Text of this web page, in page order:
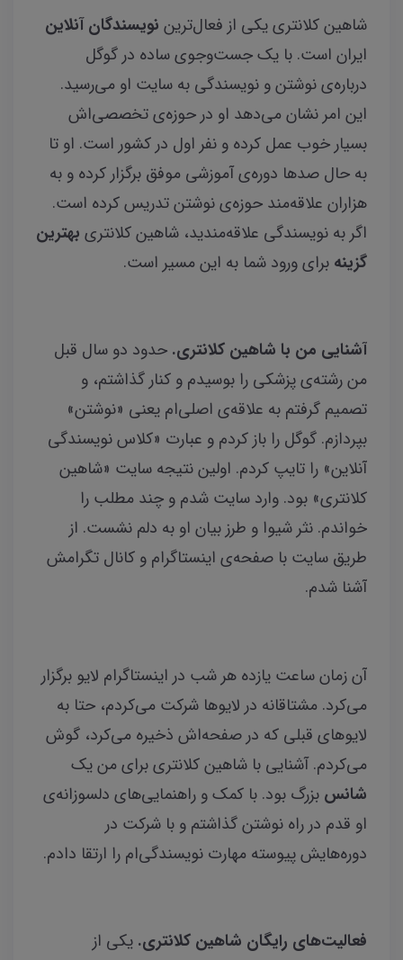
شاهین کلانتری یکی از فعال‌ترین نویسندگان آنلاین
ایران است. با یک جست‌وجوی ساده در گوگل
درباره‌ی نوشتن و نویسندگی به سایت او می‌رسید.
این امر نشان می‌دهد او در حوزه‌ی تخصصی‌اش
بسیار خوب عمل کرده و نفر اول در کشور است. او تا
به حال صدها دوره‌ی آموزشی موفق برگزار کرده و به
هزاران علاقه‌مند حوزه‌ی نوشتن تدریس کرده است.
اگر به نویسندگی علاقه‌مندید، شاهین کلانتری بهترین
گزینه برای ورود شما به این مسیر است.
آشنایی من با شاهین کلانتری. حدود دو سال قبل
من رشته‌ی پزشکی را بوسیدم و کنار گذاشتم، و
تصمیم گرفتم به علاقه‌ی اصلی‌ام یعنی «نوشتن»
بپردازم. گوگل را باز کردم و عبارت «کلاس نویسندگی
آنلاین» را تایپ کردم. اولین نتیجه سایت «شاهین
کلانتری» بود. وارد سایت شدم و چند مطلب را
خواندم. نثر شیوا و طرز بیان او به دلم نشست. از
طریق سایت با صفحه‌ی اینستاگرام و کانال تگرامش
آشنا شدم.
آن زمان ساعت یازده هر شب در اینستاگرام لایو برگزار
می‌کرد. مشتاقانه در لایوها شرکت می‌کردم، حتا به
لایوهای قبلی که در صفحه‌اش ذخیره می‌کرد، گوش
می‌کردم. آشنایی با شاهین کلانتری برای من یک
شانس بزرگ بود. با کمک و راهنمایی‌های دلسوزانه‌ی
او قدم در راه نوشتن گذاشتم و با شرکت در
دوره‌هایش پیوسته مهارت نویسندگی‌ام را ارتقا دادم.
فعالیت‌های رایگان شاهین کلانتری. یکی از